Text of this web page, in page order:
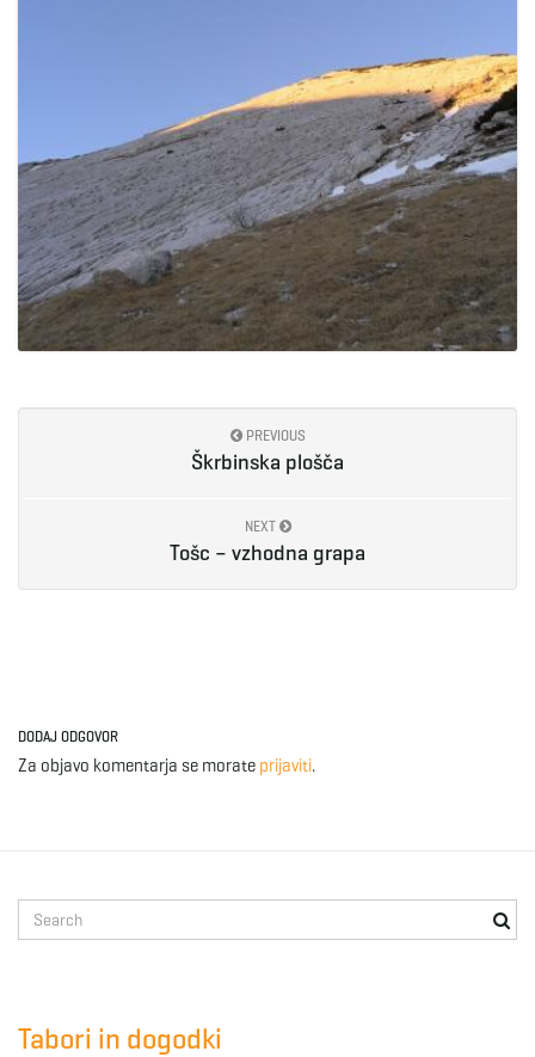
PREVIOUS
Škrbinska plošča
NEXT
Tošc – vzhodna grapa
DODAJ ODGOVOR
Za objavo komentarja se morate prijaviti.
e
Tabori in dogodki